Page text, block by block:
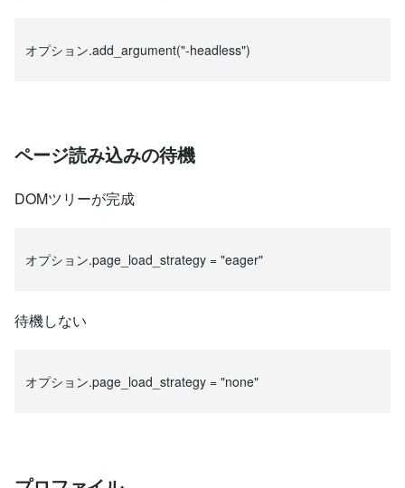
オプション.add_argument("-headless")
ページ読み込みの待機
DOMツリーが完成
オプション.page_load_strategy = "eager"
待機しない
オプション.page_load_strategy = "none"